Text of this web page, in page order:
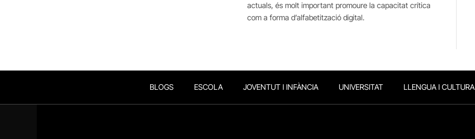
actuals, és molt important promoure la capacitat crítica
com a forma d’alfabetització digital.
BLOGS ESCOLA JOVENTUT I INFÀNCIA UNIVERSITAT LLENGUA I CULTURA